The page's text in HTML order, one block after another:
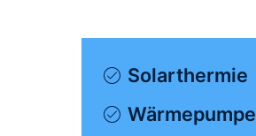
Solarthermie
Wärmepumpe